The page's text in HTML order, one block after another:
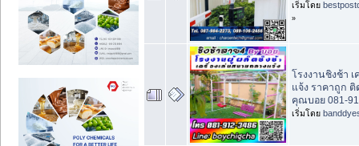
เริ่มโดย
»
โรงงานชิงช้า เ
แจ้ง ราคาถูก
คุณบอย 081-
เริ่มโดย